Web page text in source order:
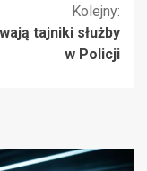
Kolejny:
tajniki służby
w Policji